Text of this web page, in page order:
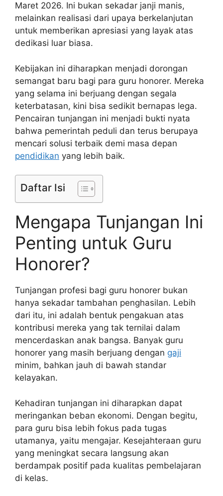
Maret 2026. Ini bukan sekadar janji manis,
melainkan realisasi dari upaya berkelanjutan
untuk memberikan apresiasi yang layak atas
dedikasi luar biasa.
Kebijakan ini diharapkan menjadi dorongan
semangat baru bagi para guru honorer. Mereka
yang selama ini berjuang dengan segala
keterbatasan, kini bisa sedikit bernapas lega.
Pencairan tunjangan ini menjadi bukti nyata
bahwa pemerintah peduli dan terus berupaya
mencari solusi terbaik demi masa depan
pendidikan yang lebih baik.
Daftar Isi
Mengapa Tunjangan Ini
Penting untuk Guru
Honorer?
Tunjangan profesi bagi guru honorer bukan
hanya sekadar tambahan penghasilan. Lebih
dari itu, ini adalah bentuk pengakuan atas
kontribusi mereka yang tak ternilai dalam
mencerdaskan anak bangsa. Banyak guru
honorer yang masih berjuang dengan gaji
minim, bahkan jauh di bawah standar
kelayakan.
Kehadiran tunjangan ini diharapkan dapat
meringankan beban ekonomi. Dengan begitu,
para guru bisa lebih fokus pada tugas
utamanya, yaitu mengajar. Kesejahteraan guru
yang meningkat secara langsung akan
berdampak positif pada kualitas pembelajaran
di kelas.